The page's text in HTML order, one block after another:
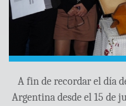
A fin de recordar el día
Argentina desde el 15 de